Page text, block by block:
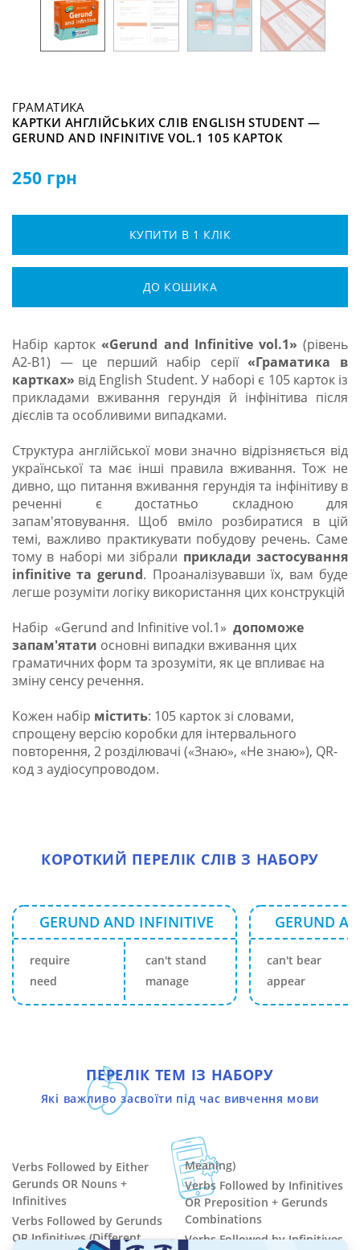
ГРАМАТИКА
КАРТКИ АНГЛІЙСЬКИХ СЛІВ ENGLISH STUDENT —
GERUND AND INFINITIVE VOL.1 105 КАРТОК
250 грн
КУПИТИ В 1 КЛІК
ДО КОШИКА
Набір карток«Gerund and Infinitive vol.1»(рівень
А2-В1) — це перший набір серії«Граматика в
картках» від English Student. У наборі є 105 карток із
прикладами вживання герундія й інфінітива після
дієслів та особливими випадками.
Структура англійської мови значно відрізняється від
української та має інші правила вживання. Тож не
дивно, що питання вживання герундія та інфінітиву в
реченні є достатньо складною для
запам'ятовування. Щоб вміло розбиратися в цій
темі, важливо практикувати побудову речень. Саме
тому в наборі ми зібрали приклади застосування
infinitive та gerund. Проаналізувавши їх, вам буде
легше розуміти логіку використання цих конструкцій
Набір «Gerund and Infinitive vol.1» допоможе
запам'ятати основні випадки вживання цих
граматичних форм та зрозуміти, як це впливає на
зміну сенсу речення.
Кожен набір містить: 105 карток зі словами,
спрощену версію коробки для інтервального
повторення, 2 розділювачі («Знаю», «Не знаю»), QR-
код з аудіосупроводом.
КОРОТКИЙ ПЕРЕЛІК СЛІВ З НАБОРУ
GERUND AND INFINITIVE
require
need
can't stand
manage
GERUND
can't bear
appear
ПЕРЕЛІК ТЕМ ІЗ НАБОРУ
Які важливо засвоїти під час вивчення мови
Verbs Followed by Either
Gerunds OR Nouns +
Infinitives
Verbs Followed by Gerunds
OR Infinitives (Different
Meaning)
Verbs Followed by Infinitives
OR Preposition + Gerunds
Combinations
Verbs Followed by Infinitives